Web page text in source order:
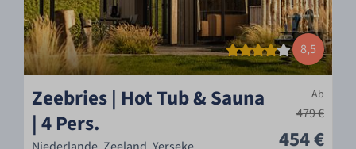
8,5
Ab
479 €
454 €
Zeebries | Hot Tub & Sauna
| 4 Pers.